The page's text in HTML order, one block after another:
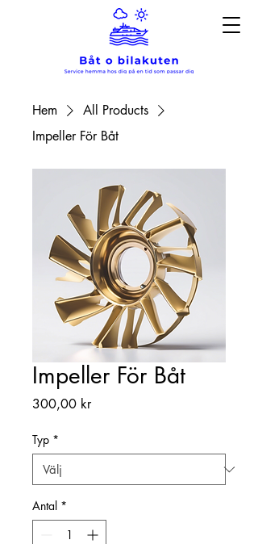
Hem
All Products
Impeller För Båt
Impeller För Båt
300,00 krPris
Typ *
Antal *